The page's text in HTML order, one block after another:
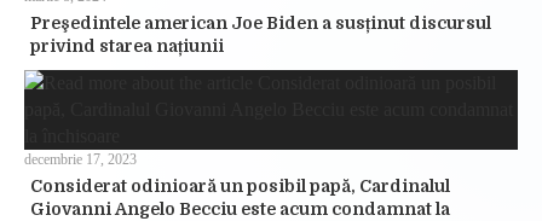
Preşedintele american Joe Biden a susținut discursul
privind starea națiunii
Considerat odinioară un posibil papă, Cardinalul
Giovanni Angelo Becciu este acum condamnat la
decembrie 17, 2023